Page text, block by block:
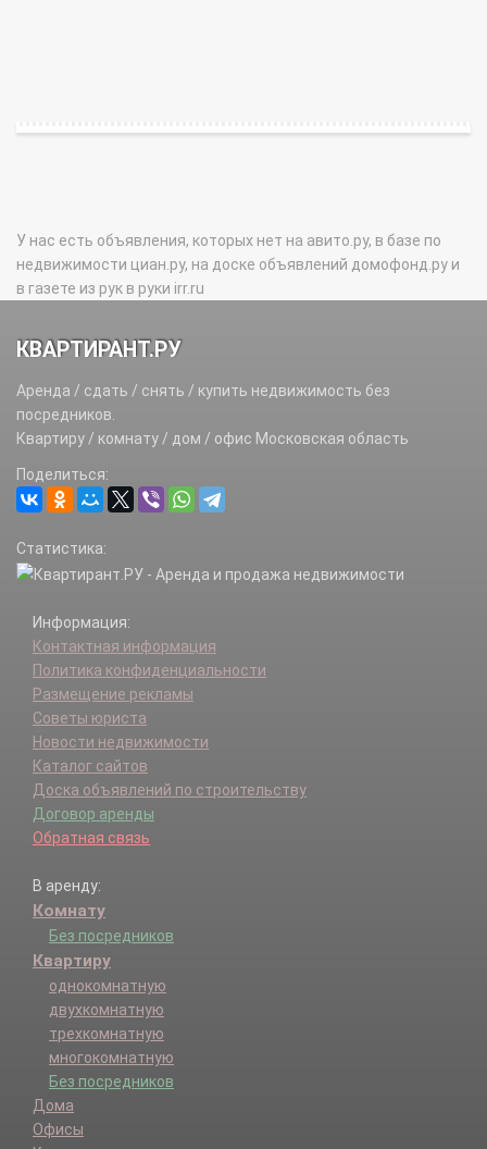
У нас есть объявления, которых нет на авито.ру, в базе по
недвижимости циан.ру, на доске объявлений домофонд.ру и
в газете из рук в руки irr.ru
КВАРТИРАНТ.РУ
Аренда / сдать / снять / купить недвижимость без
посредников.
Квартиру / комнату / дом / офис Московская область
Поделиться:
Статистика:
Информация:
Контактная информация
Политика конфиденциальности
Размещение рекламы
Советы юриста
Новости недвижимости
Каталог сайтов
Доска объявлений по строительству
Договор аренды
Обратная связь
В аренду:
Комнату
Без посредников
Квартиру
однокомнатную
двухкомнатную
трехкомнатную
многокомнатную
Без посредников
Дома
Офисы